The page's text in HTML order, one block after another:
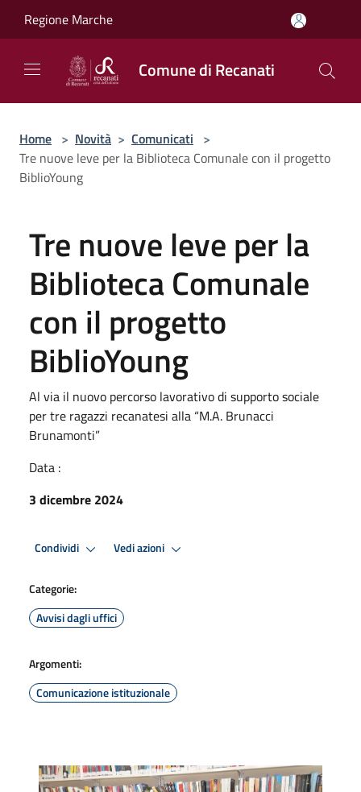
Regione Marche
Comune di Recanati
Home > Novità > Comunicati >
Tre nuove leve per la Biblioteca Comunale con il progetto
BiblioYoung
Tre nuove leve per la
Biblioteca Comunale
con il progetto
BiblioYoung
Al via il nuovo percorso lavorativo di supporto sociale
per tre ragazzi recanatesi alla “M.A. Brunacci
Brunamonti”
Data :
3 dicembre 2024
Condividi Vedi azioni
Categorie:
Avvisi dagli uffici
Argomenti:
Comunicazione istituzionale